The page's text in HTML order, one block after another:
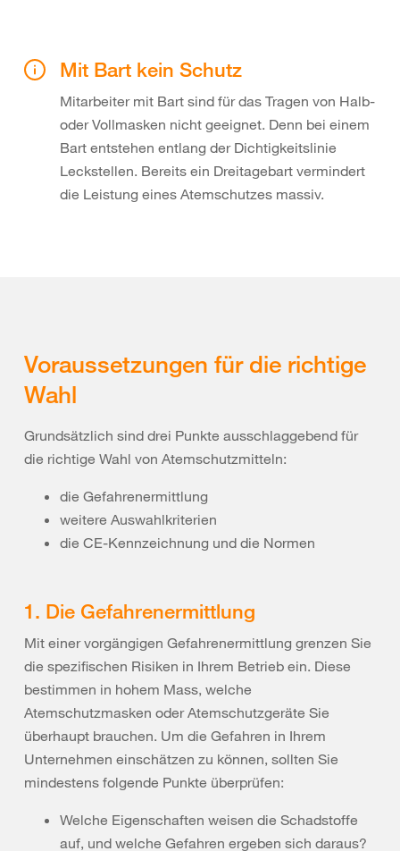
Mit Bart kein Schutz
Mitarbeiter mit Bart sind für das Tragen von Halb-
oder Vollmasken nicht geeignet. Denn bei einem
Bart entstehen entlang der Dichtigkeitslinie
Leckstellen. Bereits ein Dreitagebart vermindert
die Leistung eines Atemschutzes massiv.
Voraussetzungen für die richtige
Wahl
Grundsätzlich sind drei Punkte ausschlaggebend für
die richtige Wahl von Atemschutzmitteln:
die Gefahrenermittlung
weitere Auswahlkriterien
die CE-Kennzeichnung und die Normen
1. Die Gefahrenermittlung
Mit einer vorgängigen Gefahrenermittlung grenzen Sie
die spezifischen Risiken in Ihrem Betrieb ein. Diese
bestimmen in hohem Mass, welche
Atemschutzmasken oder Atemschutzgeräte Sie
überhaupt brauchen. Um die Gefahren in Ihrem
Unternehmen einschätzen zu können, sollten Sie
mindestens folgende Punkte überprüfen:
Welche Eigenschaften weisen die Schadstoffe
auf, und welche Gefahren ergeben sich daraus?